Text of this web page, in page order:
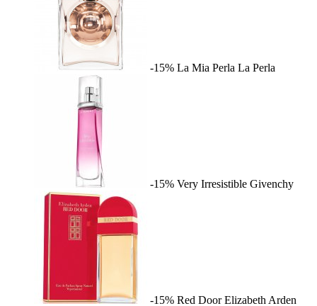
-15% La Mia Perla La Perla
-15% Very Irresistible Givenchy
-15% Red Door Elizabeth Arden